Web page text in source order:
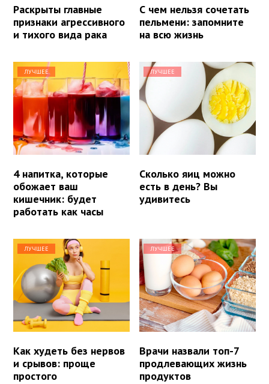
Раскрыты главные
признаки агрессивного
и тихого вида рака
С чем нельзя сочетать
пельмени: запомните
на всю жизнь
ЛУЧШЕЕ
4 напитка, которые
обожает ваш
кишечник: будет
работать как часы
ЛУЧШЕЕ
Сколько яиц можно
есть в день? Вы
удивитесь
ЛУЧШЕЕ
Как худеть без нервов
и срывов: проще
простого
ЛУЧШЕЕ
Врачи назвали топ-7
продлевающих жизнь
продуктов